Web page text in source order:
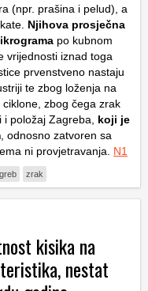
(npr. prašina i pelud), a
Njihova prosječna
po kubnom
vrijednosti iznad toga
prvenstveno nastaju
te zbog loženja na
zbog čega zrak
i položaj Zagreba, koji je
, odnosno zatvoren sa
ni provjetravanja. N1
zrak
kisika na
nestat